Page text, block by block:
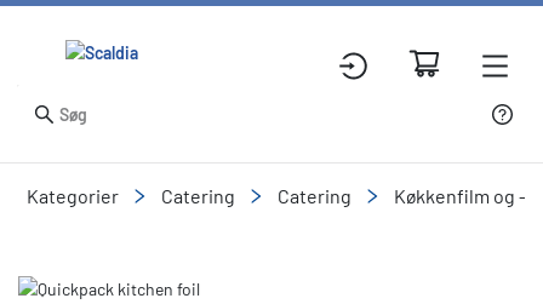
Kategorier Catering Catering Køkkenfilm og -
Slide 1 of 1